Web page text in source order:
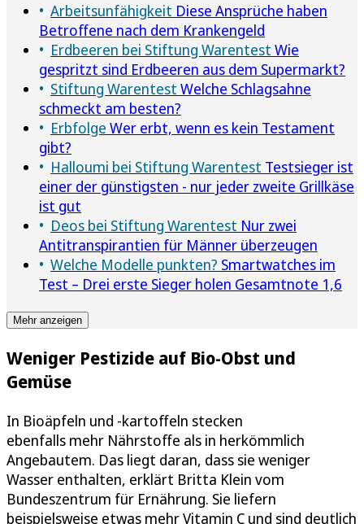
Arbeitsunfähigkeit Diese Ansprüche haben
Betroffene nach dem Krankengeld
Erdbeeren bei Stiftung Warentest Wie
gespritzt sind Erdbeeren aus dem Supermarkt?
Stiftung Warentest Welche Schlagsahne
schmeckt am besten?
Erbfolge Wer erbt, wenn es kein Testament
gibt?
Halloumi bei Stiftung Warentest Testsieger ist
einer der günstigsten - nur jeder zweite Grillkäse
ist gut
Deos bei Stiftung Warentest Nur zwei
Antitranspirantien für Männer überzeugen
Welche Modelle punkten? Smartwatches im
Test – Drei erste Sieger holen Gesamtnote 1,6
Mehr anzeigen
Weniger Pestizide auf Bio-Obst und
Gemüse
In Bioäpfeln und -kartoffeln stecken
ebenfalls mehr Nährstoffe als in herkömmlich
Angebautem. Das liegt daran, dass sie weniger
Wasser enthalten, erklärt Britta Klein vom
Bundeszentrum für Ernährung. Sie liefern
beispielsweise etwas mehr Vitamin C und sind deutlich